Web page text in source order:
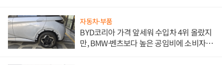
자동차·부품
BYD코리아 가격 앞세워 수입차 4위 올랐지
만, BMW·벤츠보다 높은 공임비에 소비자